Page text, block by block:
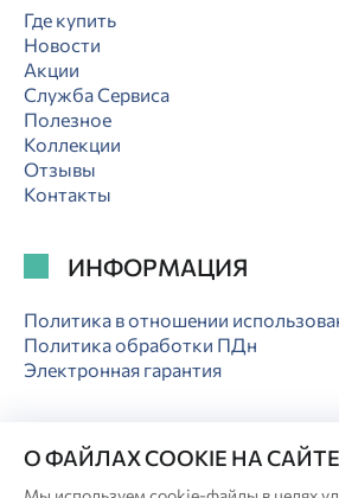
Где купить
Новости
Акции
Служба Сервиса
Полезное
Коллекции
Отзывы
Контакты
ИНФОРМАЦИЯ
Политика в отношении
Политика обработки ПДн
Электронная гарантия
О ФАЙЛАХ COOKIE НА САЙТЕ